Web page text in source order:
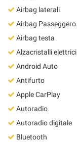
Airbag laterali
Airbag Passeggero
Airbag testa
Alzacristalli elettrici
Android Auto
Antifurto
Apple CarPlay
Autoradio
Autoradio digitale
Bluetooth